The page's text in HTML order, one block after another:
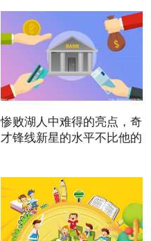
惨败湖人中难得的亮点，奇
才锋线新星的水平不比他的